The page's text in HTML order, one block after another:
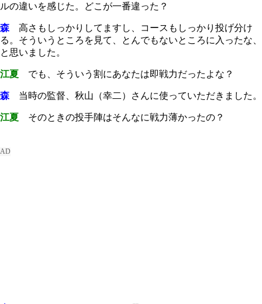
ルの違いを感じた。どこが一番違った？
森 高さもしっかりしてますし、コースもしっかり投げ分け
る。そういうところを見て、とんでもないところに入ったな、
と思いました。
江夏 でも、そういう割にあなたは即戦力だったよな？
森 当時の監督、秋山（幸二）さんに使っていただきました。
江夏 そのときの投手陣はそんなに戦力薄かったの？